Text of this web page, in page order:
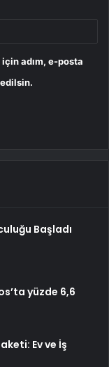
adım, e-posta
Başladı
yüzde 6,6
Ev ve İş